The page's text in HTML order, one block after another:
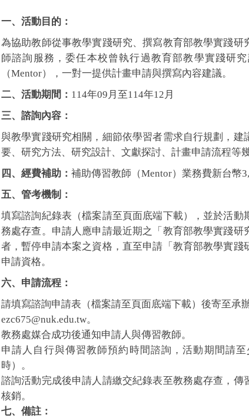
一、活動目的：
為協助教師從事教學實踐研究、撰寫教育部教學實踐研
師諮詢服務，委任本校曾執行過教育部教學實踐研
（Mentor），一對一提供計畫申請與撰寫內容建議。
二、 活動期間： 114年09月至114年12月
三、 諮詢內容：
與教學實踐研究相關，細節依學習者需求自行規劃，建
要、研究方法、研究設計、文獻探討、計畫申請流程等
四、 經費補助： 補助傳習教師（Mentor）業務費新台幣
五、 管考機制：
填寫諮詢紀錄表 （檔案請至頁面底端下載）
，並於活
務處存查。申請人應申請最近期之「教育部教學實踐研
者，暫停申請本案之資格，直至申請「教育部教學實踐
申請資格。
六、 申請流程：
請填寫諮詢申請表（檔案請至頁面底端下載）後寄至承
ezc675@nuk.edu.tw。
教務處媒合成功後通知申請人與傳習教師。
申請人自行與傳習教師預約時間諮詢，活動期間請
時）。
諮詢活動完成後申請人請繳交紀錄表至教務處存查，傳
核銷。
七、備註 ：